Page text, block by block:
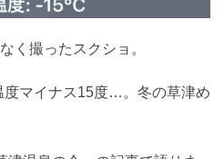
く撮ったスクショ。
度マイナス15度…。冬の草津め